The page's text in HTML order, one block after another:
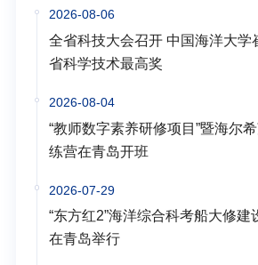
2026-08-06
全省科技大会召开 中国海洋大学
省科学技术最高奖
2026-08-04
“教师数字素养研修项目”暨海尔
练营在青岛开班
2026-07-29
“东方红2”海洋综合科考船大修建
在青岛举行